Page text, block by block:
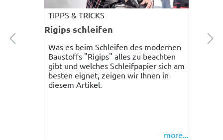
TIPPS & TRICKS
Rigips schleifen
Was es beim Schleifen des modernen
Baustoffs "Rigips" alles zu beachten
gibt und welches Schleifpapier sich am
besten eignet, zeigen wir Ihnen in
diesem Artikel.
more...